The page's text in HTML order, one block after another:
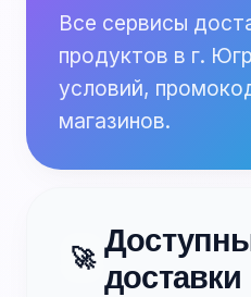
Все сервисы
продуктов в г.
условий,
магазинов.
🚀 доставки